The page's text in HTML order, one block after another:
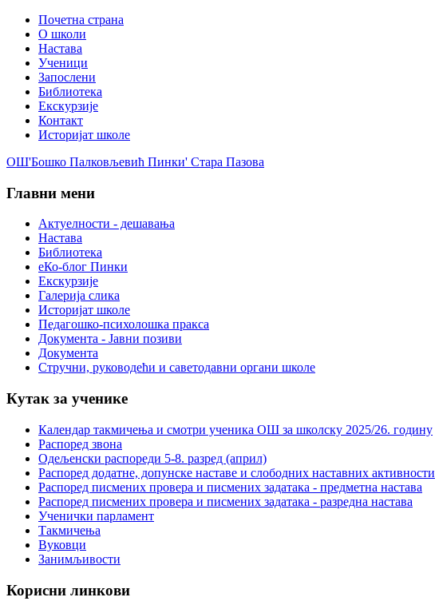
Почетна страна
О школи
Настава
Ученици
Запослени
Библиотека
Екскурзије
Контакт
Историјат школе
ОШ'Бошко Палковљевић Пинки' Стара Пазова
Главни мени
Актуелности - дешавања
Настава
Библиотека
еКо-блог Пинки
Екскурзије
Галерија слика
Историјат школе
Педагошко-психолошка пракса
Документа - Јавни позиви
Документа
Стручни, руководећи и саветодавни органи школе
Кутак за ученике
Календар такмичења и смотри ученика ОШ за школску 2025/26. годину
Распоред звона
Одељенски распореди 5-8. разред (април)
Распоред додатне, допунске наставе и слободних наставних активности
Распоред писмених провера и писмених задатака - предметна настава
Распоред писмених провера и писмених задатака - разредна настава
Ученички парламент
Такмичења
Вуковци
Занимљивости
Корисни линкови